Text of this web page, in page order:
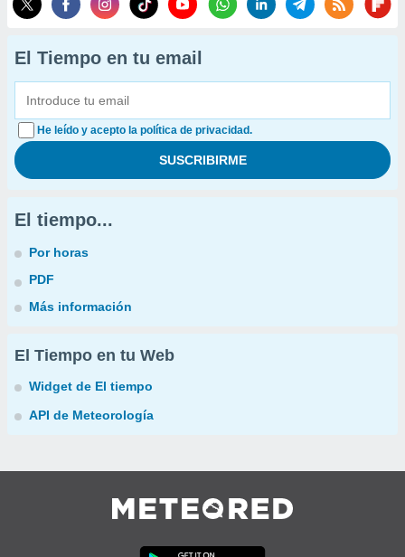
El Tiempo en tu email
He leído y acepto la política de privacidad.
El tiempo...
Por horas
PDF
Más información
El Tiempo en tu Web
Widget de El tiempo
API de Meteorología